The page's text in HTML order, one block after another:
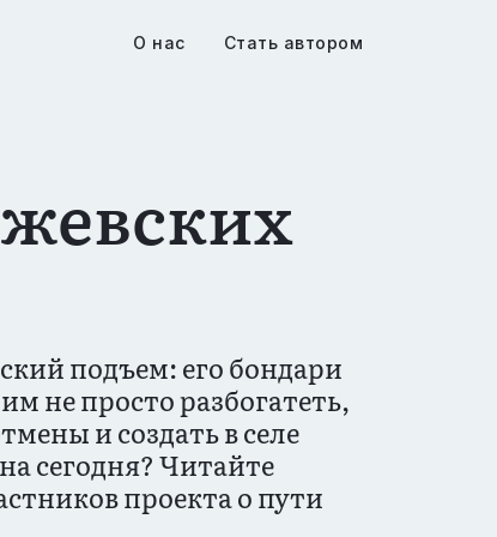
О нас Стать автором
подъем: его бондари
не просто разбогатеть,
и создать в селе
сегодня? Читайте
проекта о пути